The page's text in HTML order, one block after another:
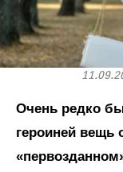
Очень редко
героиней вещь